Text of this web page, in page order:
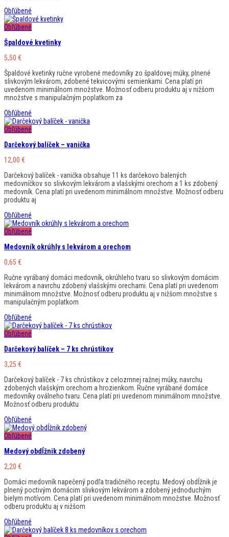
Obľúbené
Obľúbené
Špaldové kvetinky
5,50 €
Špaldové kvetinky ručne vyrobené medovníky zo špaldovej múky, plnené
slivkovým lekvárom, zdobené tekvicovými semienkami. Cena platí pri
uvedenom minimálnom množstve. Možnosť odberu produktu aj v nižšom
množstve s manipulačným poplatkom za
Obľúbené
Obľúbené
Darčekový balíček – vanička
12,00 €
Darčekový balíček - vanička obsahuje 11 ks darčekovo balených
medovníčkov so slivkovým lekvárom a vlašskými orechom a 1 ks zdobený
medovník. Cena platí pri uvedenom minimálnom množstve. Možnosť odberu
produktu aj
Obľúbené
Obľúbené
Medovník okrúhly s lekvárom a orechom
0,65 €
Ručne vyrábaný domáci medovník, okrúhleho tvaru so slivkovým domácim
lekvárom a navrchu zdobený vlašskými orechami. Cena platí pri uvedenom
minimálnom množstve. Možnosť odberu produktu aj v nižšom množstve s
manipulačným poplatkom
Obľúbené
Obľúbené
Darčekový balíček – 7 ks chrústikov
3,25 €
Darčekový balíček - 7 ks chrústikov z celozrnnej ražnej múky, navrchu
zdobených vlašským orechom a hrozienkom. Ručne vyrábané domáce
medovníky oválneho tvaru. Cena platí pri uvedenom minimálnom množstve.
Možnosť odberu produktu
Obľúbené
Obľúbené
Medový obdĺžnik zdobený
2,20 €
Domáci medovník napečený podľa tradičného receptu. Medový obdĺžnik je
plnený poctivým domácim slivkovým lekvárom a zdobený jednoduchým
bielym motívom. Cena platí pri uvedenom minimálnom množstve. Možnosť
odberu produktu aj v nižšom
Obľúbené